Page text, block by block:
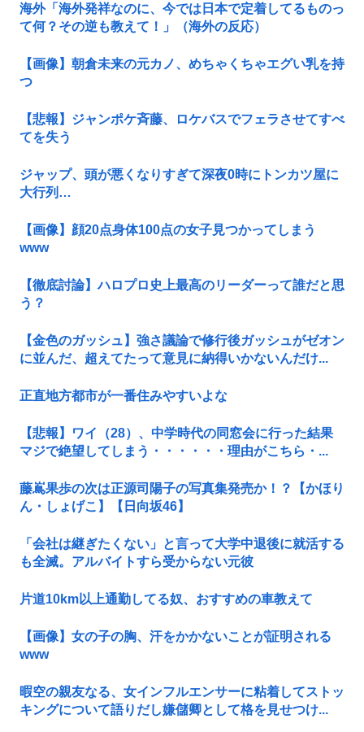
海外「海外発祥なのに、今では日本で定着してるものっ
て何？その逆も教えて！」（海外の反応）
【画像】朝倉未来の元カノ、めちゃくちゃエグい乳を持
つ
【悲報】ジャンポケ斉藤、ロケバスでフェラさせてすべ
てを失う
ジャップ、頭が悪くなりすぎて深夜0時にトンカツ屋に
大行列…
【画像】顔20点身体100点の女子見つかってしまう
www
【徹底討論】ハロプロ史上最高のリーダーって誰だと思
う？
【金色のガッシュ】強さ議論で修行後ガッシュがゼオン
に並んだ、超えてたって意見に納得いかないんだけ...
正直地方都市が一番住みやすいよな
【悲報】ワイ（28）、中学時代の同窓会に行った結果
マジで絶望してしまう・・・・・・理由がこちら・...
藤嶌果歩の次は正源司陽子の写真集発売か！？【かほり
ん・しょげこ】【日向坂46】
「会社は継ぎたくない」と言って大学中退後に就活する
も全滅。アルバイトすら受からない元彼
片道10km以上通勤してる奴、おすすめの車教えて
【画像】女の子の胸、汗をかかないことが証明される
www
暇空の親友なる、女インフルエンサーに粘着してストッ
キングについて語りだし嫌儲卿として格を見せつけ...